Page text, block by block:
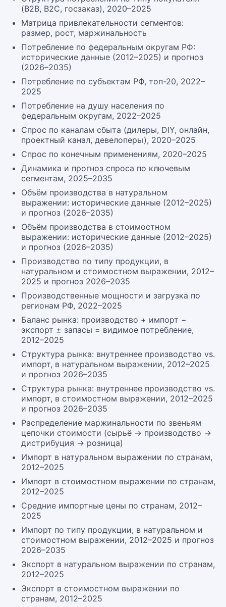
(B2B, B2C, госзаказ), 2020–2025
Матрица привлекательности сегментов:
размер, рост, маржинальность
Потребление по федеральным округам РФ:
исторические данные (2012–2025) и прогноз
(2026–2035)
Потребление по субъектам РФ, топ-20, 2022–
2025
Потребление на душу населения по
федеральным округам, 2022–2025
Спрос по каналам сбыта (дилеры, DIY, онлайн,
проектный канал, девелоперы), 2020–2025
Спрос по конечным применениям, 2020–2025
Динамика и прогноз спроса по ключевым
сегментам, 2025–2035
Объём производства в натуральном
выражении: исторические данные (2012–2025)
и прогноз (2026–2035)
Объём производства в стоимостном
выражении: исторические данные (2012–2025)
и прогноз (2026–2035)
Производство по типу продукции, в
натуральном и стоимостном выражении, 2012–
2025 и прогноз 2026–2035
Производственные мощности и загрузка по
регионам РФ, 2022–2025
Баланс рынка: производство + импорт −
экспорт ± запасы = видимое потребление,
2012–2025
Структура рынка: внутреннее производство vs.
импорт, в натуральном выражении, 2012–2025
и прогноз 2026–2035
Структура рынка: внутреннее производство vs.
импорт, в стоимостном выражении, 2012–2025
и прогноз 2026–2035
Распределение маржинальности по звеньям
цепочки стоимости (сырьё → производство →
дистрибуция → розница)
Импорт в натуральном выражении по странам,
2012–2025
Импорт в стоимостном выражении по странам,
2012–2025
Средние импортные цены по странам, 2012–
2025
Импорт по типу продукции, в натуральном и
стоимостном выражении, 2012–2025 и прогноз
2026–2035
Экспорт в натуральном выражении по странам,
2012–2025
Экспорт в стоимостном выражении по
странам, 2012–2025